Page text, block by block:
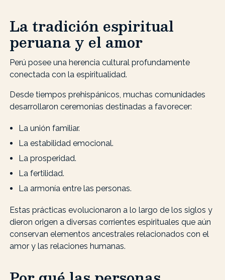
La tradición espiritual
peruana y el amor
Perú posee una herencia cultural profundamente
conectada con la espiritualidad.
Desde tiempos prehispánicos, muchas comunidades
desarrollaron ceremonias destinadas a favorecer:
La unión familiar.
La estabilidad emocional.
La prosperidad.
La fertilidad.
La armonía entre las personas.
Estas prácticas evolucionaron a lo largo de los siglos y
dieron origen a diversas corrientes espirituales que aún
conservan elementos ancestrales relacionados con el
amor y las relaciones humanas.